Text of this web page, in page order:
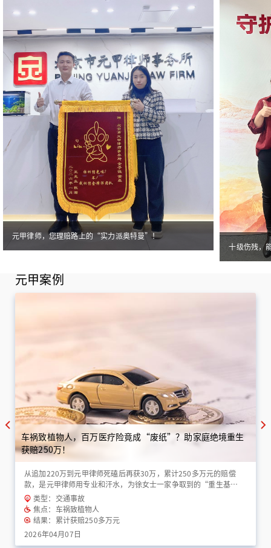
元甲律师，您理赔路上的“实力派奥特曼”！
十级伤残，
元甲案例
车祸致植物人，百万医疗险竟成“废纸”？助家庭绝境重生
获赔250万！
从追加220万到元甲律师死磕后再获30万，累计250多万元的赔偿
款，是元甲律师用专业和汗水，为徐女士一家争取到的“重生基
金”！
类型：交通事故
焦点：车祸致植物人
结果：累计获赔250多万元
2026年04月07日